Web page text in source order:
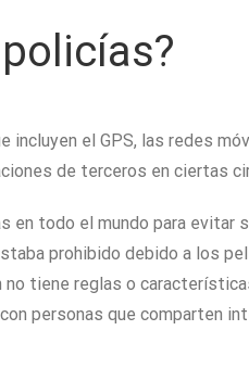
el GPS, las redes
de terceros en ciertas
todo el mundo para evitar
prohibido debido a los
tiene reglas o
personas que comparten